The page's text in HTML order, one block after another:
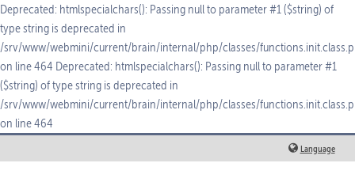
Deprecated: htmlspecialchars(): Passing null to parameter #1 ($string) of
type string is deprecated in
/srv/www/webmini/current/brain/internal/php/classes/
on line 464 Deprecated: htmlspecialchars(): Passing null to parameter #1
($string) of type string is deprecated in
/srv/www/webmini/current/brain/internal/php/classes/
on line 464
Language